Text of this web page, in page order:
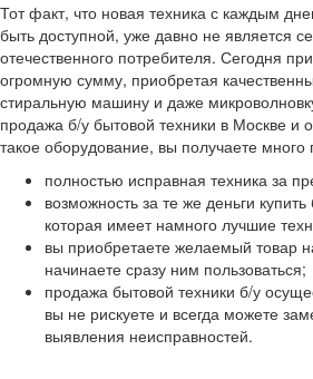
Тот факт, что новая техника с каждым
быть доступной, уже давно не является
отечественного потребителя. Сегодня
огромную сумму, приобретая
стиральную машину и даже
продажа б/у бытовой техники в Москве и
такое оборудование, вы получаете
полностью исправная техника за
возможность за те же деньги
которая имеет намного лучшие
вы приобретаете желаемый товар
начинаете сразу ним пользоваться;
продажа бытовой техники б/у
вы не рискуете и всегда можете
выявления неисправностей.